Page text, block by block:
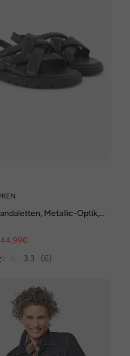
Metallic-Optik,
44,99€
3.3
(6)